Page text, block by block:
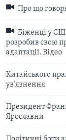
Про що
Біженці у
розробив свою
адаптації. Відео
Китайського
ув’язнення
Президент
Ярославни